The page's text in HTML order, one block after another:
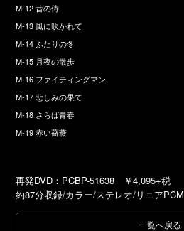
M-12 昔の侍
M-13 風に吹かれて
M-14 ふたりの冬
M-15 月夜の散歩
M-16 ファイティングマン
M-17 悲しみの果て
M-18 さらば青春
M-19 赤い薔薇
再発DVD：PCBP-51638 ￥4,095+税
約87分収録/カラー/ステレオ/リニアPCM
一覧へ戻る